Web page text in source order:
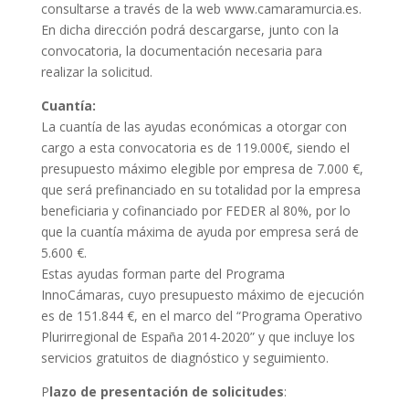
consultarse a través de la web www.camaramurcia.es.
En dicha dirección podrá descargarse, junto con la
convocatoria, la documentación necesaria para
realizar la solicitud.
Cuantía:
La cuantía de las ayudas económicas a otorgar con
cargo a esta convocatoria es de 119.000€, siendo el
presupuesto máximo elegible por empresa de 7.000 €,
que será prefinanciado en su totalidad por la empresa
beneficiaria y cofinanciado por FEDER al 80%, por lo
que la cuantía máxima de ayuda por empresa será de
5.600 €.
Estas ayudas forman parte del Programa
InnoCámaras, cuyo presupuesto máximo de ejecución
es de 151.844 €, en el marco del “Programa Operativo
Plurirregional de España 2014-2020” y que incluye los
servicios gratuitos de diagnóstico y seguimiento.
Plazo de presentación de solicitudes: